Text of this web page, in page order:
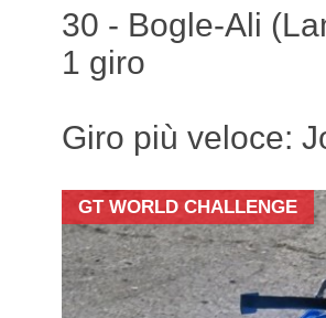
30 - Bogle-Ali
1 giro
Giro più veloce:
GT WORLD CHALLENGE